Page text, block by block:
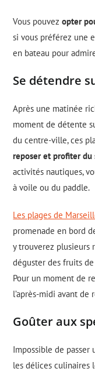
Vous pouvezopter
si vous préférez une
en bateau pour
Se détendre
Après une matinée
moment de détente
du centre-ville, ces
reposer et profiter
activités nautiques,
à voile ou du paddle.
Les plages de
promenade en bord
y trouverez plusieurs
déguster des fruits
Pour un moment de
l’après-midi avant
Goûter aux
Impossible de passer
les délices culinaires